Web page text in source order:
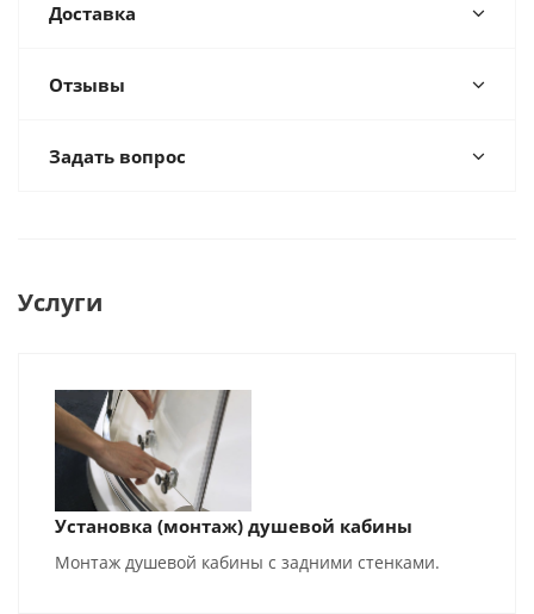
Доставка
Отзывы
Задать вопрос
Услуги
Установка (монтаж) душевой кабины
Монтаж душевой кабины с задними стенками.